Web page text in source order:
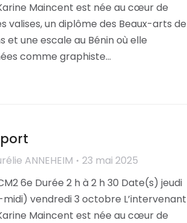
Maincent est née au cœur de
valises, un diplôme des Beaux-arts de
et une escale au Bénin où elle
comme graphiste…
ANNEHEIM
23 mai 2025
6e Durée 2 h à 2 h 30 Date(s) jeudi
vendredi 3 octobre L’intervenant
Maincent est née au cœur de